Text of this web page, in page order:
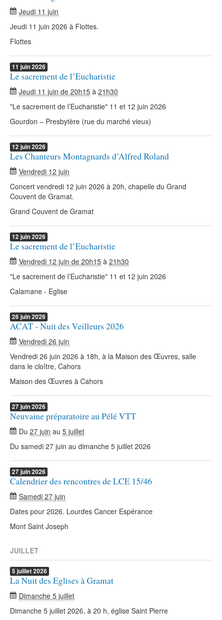
Jeudi 11 juin
Jeudi 11 juin 2026 à Flottes.
Flottes
11 juin2026
Le sacrement de l’Eucharistie
Jeudi 11 juin de 20h15 à 21h30
"Le sacrement de l’Eucharistie" 11 et 12 juin 2026
Gourdon – Presbytère (rue du marché vieux)
12 juin2026
Les Chanteurs Montagnards d’Alfred Roland
Vendredi 12 juin
Concert vendredi 12 juin 2026 à 20h, chapelle du Grand
Couvent de Gramat.
Grand Couvent de Gramat
12 juin2026
Le sacrement de l’Eucharistie
Vendredi 12 juin de 20h15 à 21h30
"Le sacrement de l’Eucharistie" 11 et 12 juin 2026
Calamane - Eglise
26 juin2026
ACAT - Nuit des Veilleurs 2026
Vendredi 26 juin
Vendredi 26 juin 2026 à 18h, à la Maison des Œuvres, salle
dans le cloître, Cahors
Maison des Œuvres à Cahors
27juin2026
Neuvaine préparatoire au Pélé VTT
Du 27 juin au 5 juillet
Du samedi 27 juin au dimanche 5 juillet 2026
27juin2026
Calendrier des rencontres de LCE 15/46
Samedi 27 juin
Dates pour 2026. Lourdes Cancer Espérance
Mont Saint Joseph
JUILLET
5 juillet2026
La Nuit des Eglises à Gramat
Dimanche 5 juillet
Dimanche 5 juillet 2026, à 20 h, église Saint Pierre